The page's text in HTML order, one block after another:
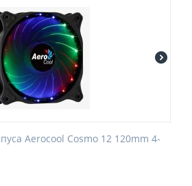
Aerocool Cosmo 12 120mm 4-